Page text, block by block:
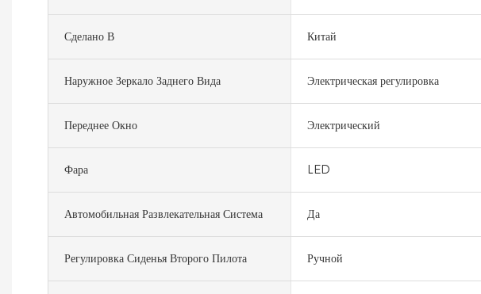
Сделано В Китай
Наружное Зеркало Заднего Вида Электрическая регулировка
Переднее Окно Электрический
Фара LED
Автомобильная Развлекательная Система Да
Регулировка Сиденья Второго Пилота Ручной